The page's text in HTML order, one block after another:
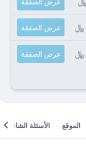
عرض الصفقة
عرض الصفقة
الموقع الأسئلة الشائعة